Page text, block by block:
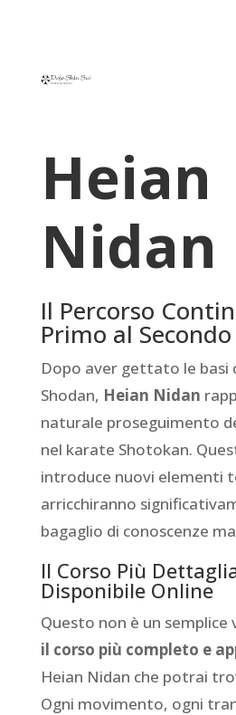
Heian
Nidan
Il Percorso
Primo al
Dopo aver gettato le basi
Shodan, Heian Nidan
naturale proseguimento
nel karate Shotokan.
introduce nuovi elementi
arricchiranno
bagaglio di conoscenze
Il Corso Più
Disponibile Online
Questo non è un
il corso più completo e
Heian Nidan che potrai
Ogni movimento, ogni